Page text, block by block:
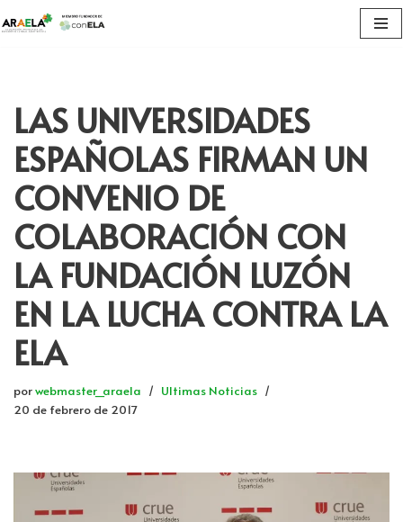
LAS UNIVERSIDADES
ESPAÑOLAS FIRMAN UN
CONVENIO DE
COLABORACIÓN CON
LA FUNDACIÓN LUZÓN
EN LA LUCHA CONTRA LA
ELA
porwebmaster_araela
Ultimas Noticias
20 de febrero de 2017